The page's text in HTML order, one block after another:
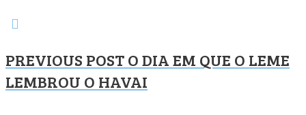
PREVIOUS POSTO DIA EM QUE O LEME
LEMBROU O HAVAI